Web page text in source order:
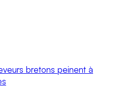
bretons peinent à